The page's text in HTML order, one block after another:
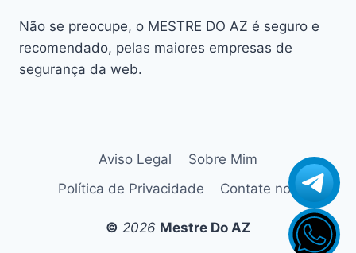
Athomics
Athomics Active Express Primeira
Athomics Eon UHD
Athomics Inspire Qi Lite
Athomics Nomads
Não se preocupe, o MESTRE DO AZ é seguro e
recomendado, pelas maiores empresas de
segurança da web.
Aviso Legal
Sobre Mim
Política de Privacidade
Contate nos
© 2026 Mestre Do AZ